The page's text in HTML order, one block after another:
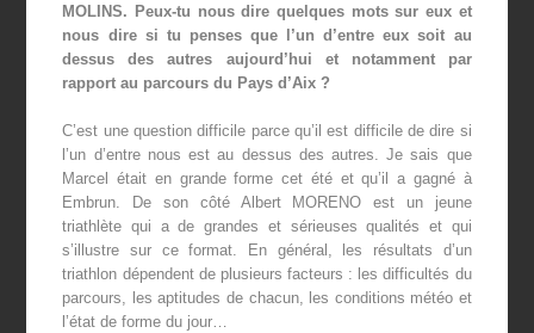
MOLINS. Peux-tu nous dire quelques mots sur eux et
nous dire si tu penses que l’un d’entre eux soit au
dessus des autres aujourd’hui et notamment par
rapport au parcours du Pays d’Aix ?
C’est une question difficile parce qu’il est difficile de dire si
l’un d’entre nous est au dessus des autres. Je sais que
Marcel était en grande forme cet été et qu’il a gagné à
Embrun. De son côté Albert MORENO est un jeune
triathlète qui a de grandes et sérieuses qualités et qui
s’illustre sur ce format. En général, les résultats d’un
triathlon dépendent de plusieurs facteurs : les difficultés du
parcours, les aptitudes de chacun, les conditions météo et
l’état de forme du jour…